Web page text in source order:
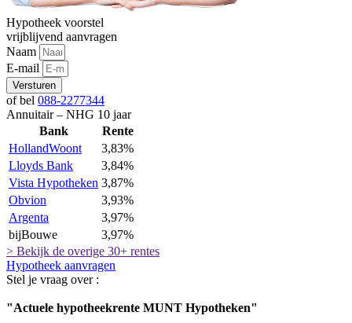
Hypotheek voorstel
vrijblijvend aanvragen
Naam
E-mail
Versturen
of bel 088-2277344
Annuitair – NHG 10 jaar
Bank
Rente
HollandWoont
3,83%
Lloyds Bank
3,84%
Vista Hypotheken 3,87%
Obvion
3,93%
Argenta
3,97%
bijBouwe
3,97%
> Bekijk de overige 30+ rentes
Hypotheek aanvragen
Stel je vraag over :
"Actuele hypotheekrente MUNT Hypotheken"